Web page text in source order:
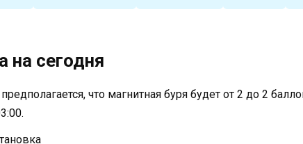
на сегодня
что магнитная буря будет от 2 до 2